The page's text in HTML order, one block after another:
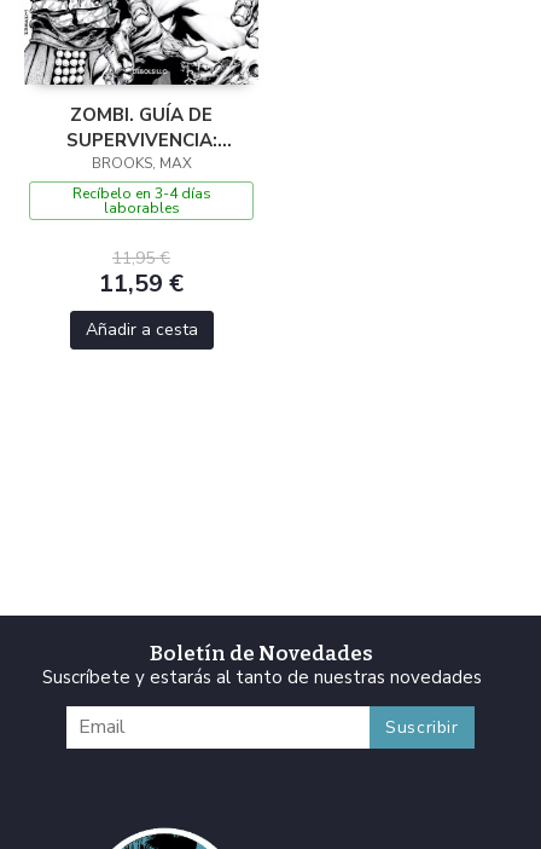
ZOMBI. GUÍA DE
SUPERVIVENCIA:
ATAQUES REGISTRADOS
BROOKS, MAX
Recíbelo en 3-4 días
laborables
11,95 €
11,59 €
Añadir a cesta
Boletín de Novedades
Suscríbete y estarás al tanto de nuestras novedades